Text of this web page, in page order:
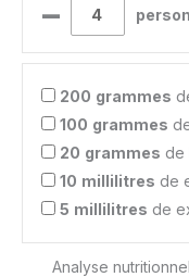
–
200 grammes
100 grammes
20 grammes de
10 millilitres de
5 millilitres de
Analyse